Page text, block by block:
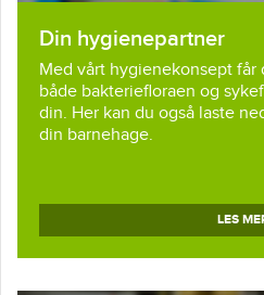
LES
Din hygienepartner
Med vårt hygienekonsept
både bakteriefloraen og
din. Her kan du også laste
din barnehage.